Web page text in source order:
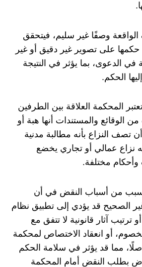
وصفًا غير سليم، فيتحقق
حكمها على تصوير غير دقيق أو غير
في الدعوى، بما يؤثر في النتيجة
الحكم.
المحكمة العلاقة بين الطرفين
من الوقائع والمستندات أنها هبة أو
تصف النزاع بأنه مطالبة مدنية
نزاع عمالي أو تجاري يخضع
مختلفة.
من أسباب النقض في أن
الصحيح قد يؤدي إلى تطبيق نظام
ترتيب آثار قانونية لا تتفق مع
أو انعقاد الاختصاص لمحكمة
مما قد يؤثر في سلامة الحكم
بطلب النقض أمام المحكمة